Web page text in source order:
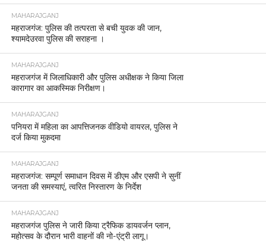
MAHARAJGANJ
महराजगंज: पुलिस की तत्परता से बची युवक की जान,
श्यामदेउरवा पुलिस की सराहना ।
MAHARAJGANJ
महराजगंज में जिलाधिकारी और पुलिस अधीक्षक ने किया जिला
कारागार का आकस्मिक निरीक्षण।
MAHARAJGANJ
पनियरा में महिला का आपत्तिजनक वीडियो वायरल, पुलिस ने
दर्ज किया मुकदमा
MAHARAJGANJ
महराजगंज: सम्पूर्ण समाधान दिवस में डीएम और एसपी ने सुनीं
जनता की समस्याएं, त्वरित निस्तारण के निर्देश
MAHARAJGANJ
महराजगंज पुलिस ने जारी किया ट्रैफिक डायवर्जन प्लान,
महोत्सव के दौरान भारी वाहनों की नो-एंट्री लागू।